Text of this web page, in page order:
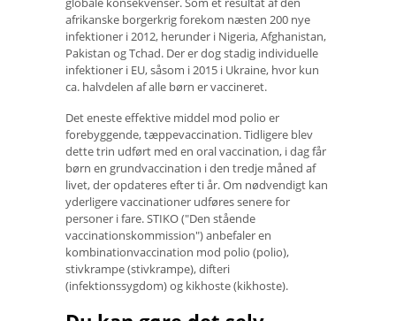
afrikanske borgerkrig forekom næsten 200 nye
infektioner i 2012, herunder i Nigeria, Afghanistan,
Pakistan og Tchad. Der er dog stadig individuelle
infektioner i EU, såsom i 2015 i Ukraine, hvor kun
ca. halvdelen af ​​alle børn er vaccineret.
Det eneste effektive middel mod polio er
forebyggende, tæppevaccination. Tidligere blev
dette trin udført med en oral vaccination, i dag får
børn en grundvaccination i den tredje måned af
livet, der opdateres efter ti år. Om nødvendigt kan
yderligere vaccinationer udføres senere for
personer i fare. STIKO ("Den stående
vaccinationskommission") anbefaler en
kombinationvaccination mod polio (polio),
stivkrampe (stivkrampe), difteri
(infektionssygdom) og kikhoste (kikhoste).